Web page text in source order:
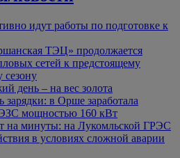
идут работы по подготовке к
ТЭЦ» продолжается
сетей к предстоящему
сезону
день – на вес золота
в Орше заработала
мощностью 160 кВт
на минуты: на Лукомльской ГРЭС
в условиях сложной аварии